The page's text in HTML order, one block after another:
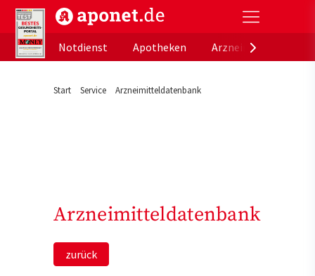
aponet.de - Das offizielle Gesundheitsportal der
Notdienst
Apotheken
Start Service Arzneimitteldatenbank
Arzneimitteldatenbank
zurück